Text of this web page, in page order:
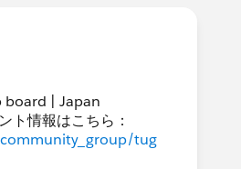
board | Japan
ト情報はこちら：
tug